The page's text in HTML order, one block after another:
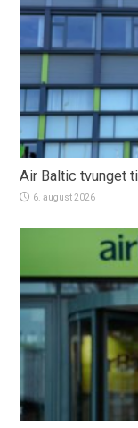
Air Baltic tvunget
6. august 2026